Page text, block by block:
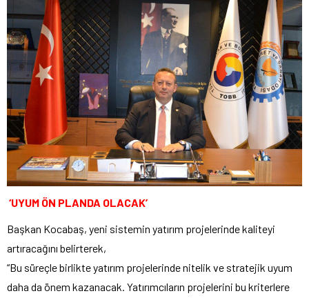
‘UYUM ÖN PLANDA OLACAK’
Başkan Kocabaş, yeni sistemin yatırım projelerinde kaliteyi
artıracağını belirterek,
“Bu süreçle birlikte yatırım projelerinde nitelik ve stratejik uyum
daha da önem kazanacak. Yatırımcıların projelerini bu kriterlere